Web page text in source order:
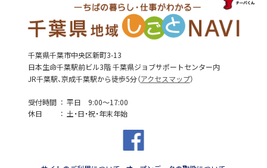
千葉県千葉市中央区新町3-13
日本生命千葉駅前ビル3階 千葉県ジョブサポートセンター内
JR千葉駅、京成千葉駅から徒歩5分（アクセスマップ）
受付時間
平日 9:00～17:00
休日
土・日・祝・年末年始